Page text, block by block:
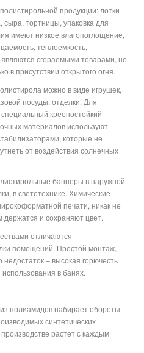
продукции: лотки
сыра, тортницы, упаковка для
имеют низкое влагопоглощение,
теплоемкость,
сгораемыми товарами, но
в присутствии открытого огня.
можно в виде игрушек,
посуды, отделки. Для
креоностойкий
материалов используют
которые не
от воздействия солнечных
баннеры в наружной
в светотехнике. Химические
печати, никак не
держатся и сохраняют цвет.
отличаются
помещений. Простой монтаж,
– высокая горючесть
в банях.
полиамидов набирает обороты.
синтетических
растет с каждым